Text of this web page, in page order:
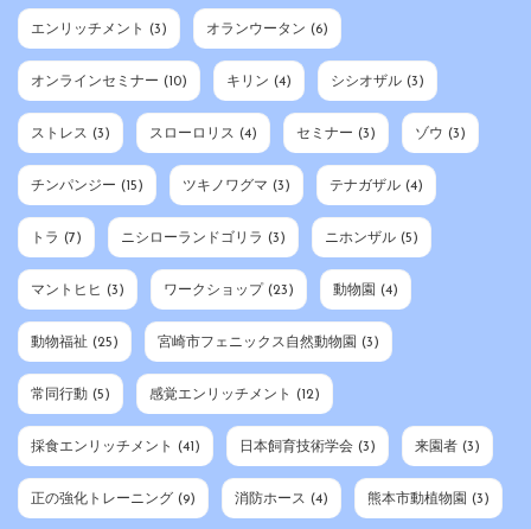
エンリッチメント (3) オランウータン (6)
オンラインセミナー (10) キリン (4) シシオザル (3)
ストレス (3) スローロリス (4) セミナー (3) ゾウ (3)
チンパンジー (15) ツキノワグマ (3) テナガザル (4)
トラ (7) ニシローランドゴリラ (3) ニホンザル (5)
マントヒヒ (3) ワークショップ (23) 動物園 (4)
動物福祉 (25) 宮崎市フェニックス自然動物園 (3)
常同行動 (5) 感覚エンリッチメント (12)
採食エンリッチメント (41) 日本飼育技術学会 (3) 来園者 (3)
正の強化トレーニング (9) 消防ホース (4) 熊本市動植物園 (3)